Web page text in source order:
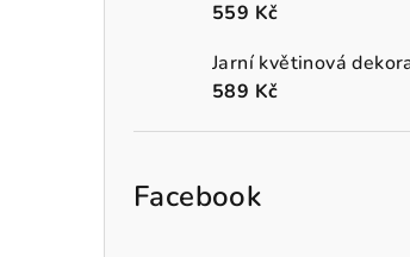
559 Kč
589 Kč
Facebook